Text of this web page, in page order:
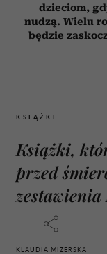
dzieciom,
nudzą. Wielu
będzie
KSIĄŻKI
Książki,
przed
KLAUDIA MIZERSKA